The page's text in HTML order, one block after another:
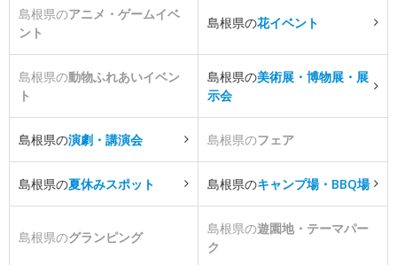
島根県のアニメ・ゲームイベ
ント
島根県の花イベント
島根県の動物ふれあいイベン
ト
島根県の美術展・博物展・展
示会
島根県の演劇・講演会 島根県のフェア
島根県の夏休みスポット 島根県のキャンプ場・BBQ場
島根県のグランピング
島根県の遊園地・テーマパー
ク